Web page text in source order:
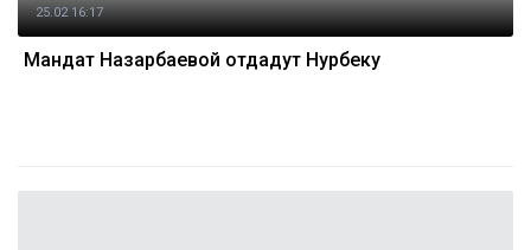
25.02 16:17
Мандат Назарбаевой отдадут Нурбеку